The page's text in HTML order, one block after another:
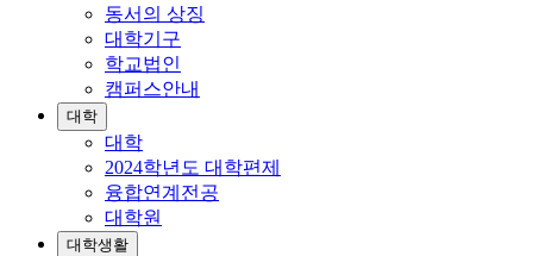
동서의 상징
대학기구
학교법인
캠퍼스안내
대학
대학
2024학년도 대학편제
융합연계전공
대학원
대학생활